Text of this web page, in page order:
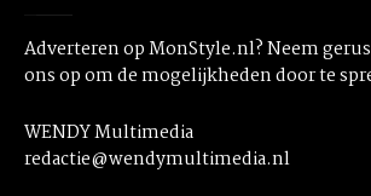
Adverteren op MonStyle.nl? Neem
ons op om de mogelijkheden door te
WENDY Multimedia
redactie@wendymultimedia.nl